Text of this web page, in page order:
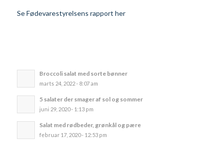
Se Fødevarestyrelsens rapport her
Broccoli salat med sorte bønner
marts 24, 2022 - 8:07 am
5 salater der smager af sol og sommer
juni 29, 2020 - 1:13 pm
Salat med rødbeder, grønkål og pære
februar 17, 2020 - 12:53 pm